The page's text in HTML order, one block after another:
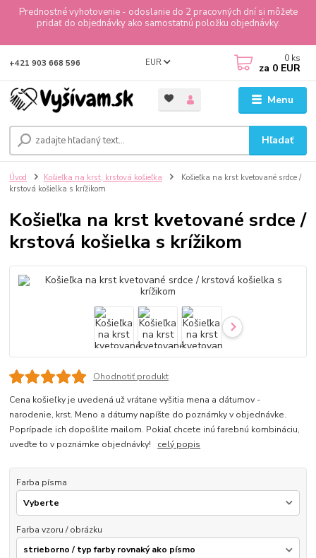
Prednostné vyhotovenie - odoslanie do 2 pracovných dní si môžete
pridať do objednávky ako samostatnú položku objednávky.
Menu
EUR
Hľadať
+421 903 668 596 0 ks
za 0 EUR
Úvod Košieľka na krst, krstová košieľka
Košieľka na krst kvetované srdce /
krstová košielka s krížikom
Košieľka na krst kvetované srdce /
krstová košielka s krížikom
Ohodnotiť produkt
Cena košieľky je uvedená už vrátane vyšitia mena a dátumov -
narodenie, krst. Meno a dátumy napíšte do poznámky v objednávke.
Poprípade ich dopošlite mailom. Pokiaľ chcete inú farebnú kombináciu,
uveďte to v poznámke objednávky! celý popis
Farba písma
Farba vzoru / obrázku